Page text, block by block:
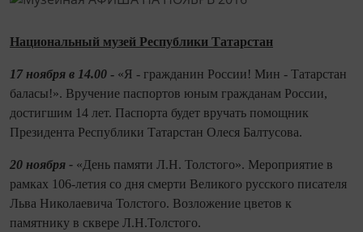
Национальный музей Республики Татарстан
17 ноября в 14.00 - «Я - гражданин России! Мин - Татарстан
баласы!». Вручение паспортов юным гражданам России,
достигшим 14 лет. Паспорта будет вручать помощник
Президента Республики Татарстан Олеся Балтусова.
20 ноября - «День памяти Л.Н. Толстого». Мероприятие в
рамках 106-летия со дня смерти Великого русского писателя
Льва Николаевича Толстого. Возложение цветов к
памятнику в сквере Л.Н.Толстого.